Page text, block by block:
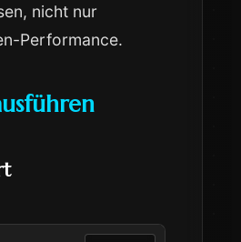
nicht nur
Performance.